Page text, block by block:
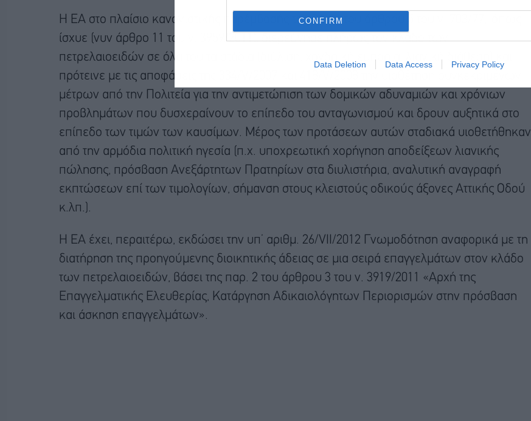
CONFIRM
Data Deletion Data Access Privacy Policy
Η ΕΑ στο πλαίσιο κανονιστικής παρέμβασής της βάσει του άρθρου 5 του ν. 703/77, όπως
ίσχυε (νυν άρθρο 11 του ν. 3959/2011), διερεύνησε πλήρως τον κλάδο των
πετρελαιοειδών σε όλα του τα στάδια (διύλιση, χονδρική εμπορία, λιανική διάθεση) και
πρότεινε με τις αποφάσεις της 334/V/2007 και 418/V/2008 την υιοθέτηση συγκεκριμένων
μέτρων από την Πολιτεία για την αντιμετώπιση των δομικών αδυναμιών και χρόνιων
προβλημάτων που δυσχεραίνουν το επίπεδο του ανταγωνισμού και δρουν αυξητικά στο
επίπεδο των τιμών των καυσίμων. Μέρος των προτάσεων αυτών σταδιακά υιοθετήθηκαν
από την αρμόδια πολιτική ηγεσία (π.χ. υποχρεωτική χορήγηση αποδείξεων λιανικής
πώλησης, πρόσβαση Ανεξάρτητων Πρατηρίων στα διυλιστήρια, αναλυτική αναγραφή
εκπτώσεων επί των τιμολογίων, σήμανση στους κλειστούς οδικούς άξονες Αττικής Οδού
κ.λπ.).
Η ΕΑ έχει, περαιτέρω, εκδώσει την υπ’ αριθμ. 26/VII/2012 Γνωμοδότηση αναφορικά με τη
διατήρηση της προηγούμενης διοικητικής άδειας σε μια σειρά επαγγελμάτων στον κλάδο
των πετρελαιοειδών, βάσει της παρ. 2 του άρθρου 3 του ν. 3919/2011 «Αρχή της
Επαγγελματικής Ελευθερίας, Κατάργηση Αδικαιολόγητων Περιορισμών στην πρόσβαση
και άσκηση επαγγελμάτων».